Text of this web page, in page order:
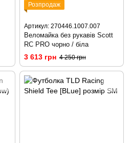
Розпродаж
Артикул: 270446.1007.007
Веломайка без рукавів Scott
RC PRO чорно / біла
3 613 грн 4 250 грн